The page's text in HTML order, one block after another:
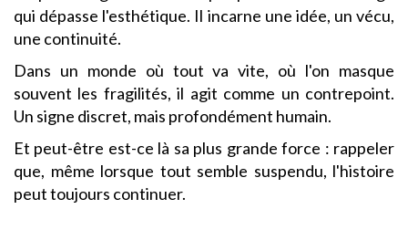
qui dépasse l'esthétique. Il incarne une idée, un vécu,
une continuité.
Dans un monde où tout va vite, où l'on masque
souvent les fragilités, il agit comme un contrepoint.
Un signe discret, mais profondément humain.
Et peut-être est-ce là sa plus grande force : rappeler
que, même lorsque tout semble suspendu, l'histoire
peut toujours continuer.